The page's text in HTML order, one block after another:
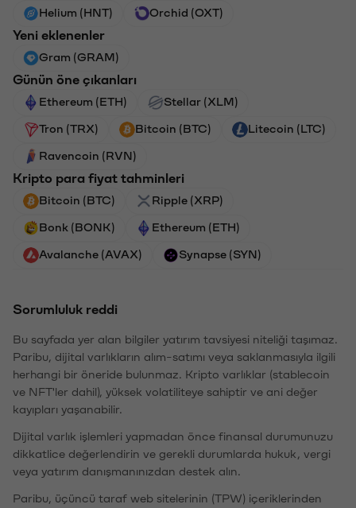
Helium (HNT) Orchid (OXT)
Yeni eklenenler
Gram (GRAM)
Günün öne çıkanları
Ethereum (ETH) Stellar (XLM)
Tron (TRX) Bitcoin (BTC) Litecoin (LTC)
Ravencoin (RVN)
Kripto para fiyat tahminleri
Bitcoin (BTC) Ripple (XRP)
Bonk (BONK) Ethereum (ETH)
Avalanche (AVAX) Synapse (SYN)
Sorumluluk reddi
Bu sayfada yer alan bilgiler yatırım tavsiyesi niteliği taşımaz.
Paribu, dijital varlıkların alım-satımı veya saklanmasıyla ilgili
herhangi bir öneride bulunmaz. Kripto varlıklar (stablecoin
ve NFT'ler dahil), yüksek volatiliteye sahiptir ve ani değer
kayıpları yaşanabilir.
Dijital varlık işlemleri yapmadan önce finansal durumunuzu
dikkatlice değerlendirin ve gerekli durumlarda hukuk, vergi
veya yatırım danışmanınızdan destek alın.
Paribu, üçüncü taraf web sitelerinin (TPW) içeriklerinden